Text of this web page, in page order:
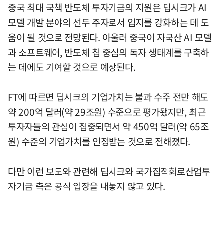
중국 최대 국책 반도체 투자기금의 지원은 딥시크가 AI
모델 개발 분야의 선두 주자로서 입지를 강화하는 데 도
움이 될 것으로 전망된다. 아울러 중국이 자국산 AI 모델
과 소프트웨어, 반도체 칩 중심의 독자 생태계를 구축하
는 데에도 기여할 것으로 예상된다.
FT에 따르면 딥시크의 기업가치는 불과 수주 전만 해도
약 200억 달러(약 29조원) 수준으로 평가됐지만, 최근
투자자들의 관심이 집중되면서 약 450억 달러(약 65조
원) 수준의 기업가치를 인정받는 것으로 전해졌다.
다만 이런 보도와 관련해 딥시크와 국가집적회로산업투
자기금 측은 공식 입장을 내놓지 않고 있다.